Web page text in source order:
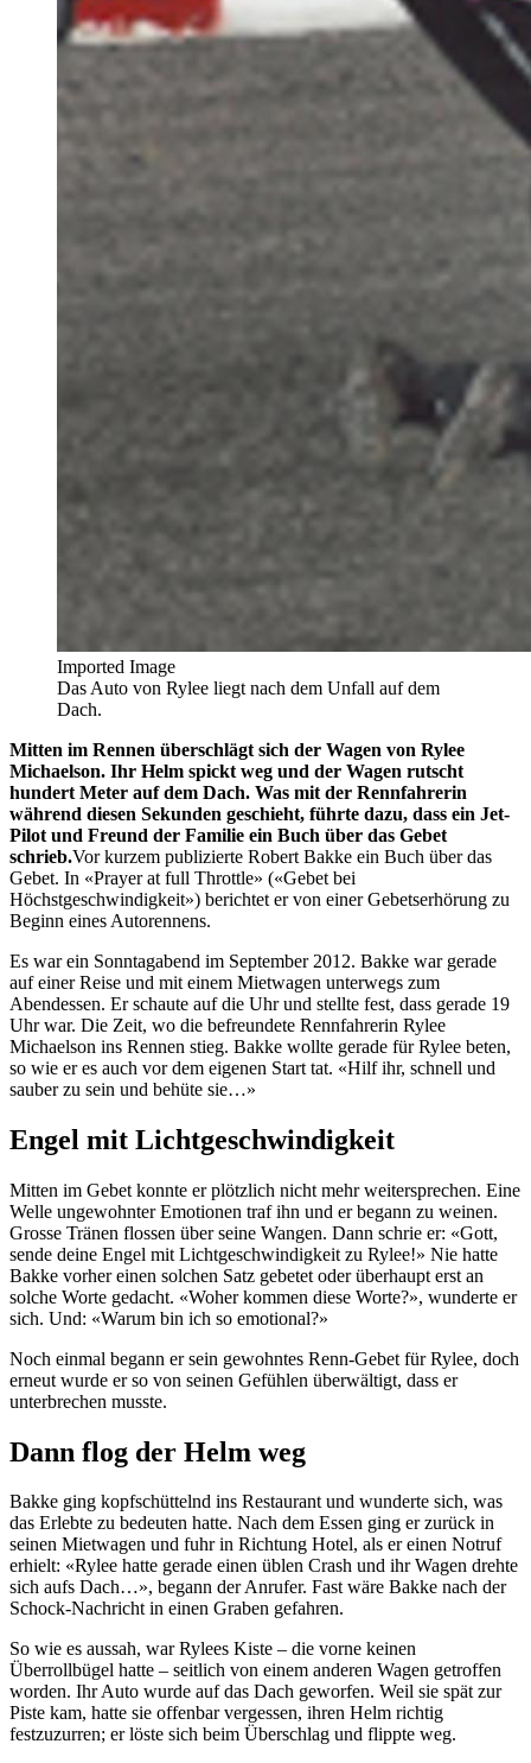
Imported Image
Das Auto von Rylee liegt nach dem Unfall auf dem
Dach.
Mitten im Rennen überschlägt sich der Wagen von Rylee
Michaelson. Ihr Helm spickt weg und der Wagen rutscht
hundert Meter auf dem Dach. Was mit der Rennfahrerin
während diesen Sekunden geschieht, führte dazu, dass ein Jet-
Pilot und Freund der Familie ein Buch über das Gebet
schrieb.Vor kurzem publizierte Robert Bakke ein Buch über das
Gebet. In «Prayer at full Throttle» («Gebet bei
Höchstgeschwindigkeit») berichtet er von einer Gebetserhörung zu
Beginn eines Autorennens.
Es war ein Sonntagabend im September 2012. Bakke war gerade
auf einer Reise und mit einem Mietwagen unterwegs zum
Abendessen. Er schaute auf die Uhr und stellte fest, dass gerade 19
Uhr war. Die Zeit, wo die befreundete Rennfahrerin Rylee
Michaelson ins Rennen stieg. Bakke wollte gerade für Rylee beten,
so wie er es auch vor dem eigenen Start tat. «Hilf ihr, schnell und
sauber zu sein und behüte sie…»
Engel mit Lichtgeschwindigkeit
Mitten im Gebet konnte er plötzlich nicht mehr weitersprechen. Eine
Welle ungewohnter Emotionen traf ihn und er begann zu weinen.
Grosse Tränen flossen über seine Wangen. Dann schrie er: «Gott,
sende deine Engel mit Lichtgeschwindigkeit zu Rylee!» Nie hatte
Bakke vorher einen solchen Satz gebetet oder überhaupt erst an
solche Worte gedacht. «Woher kommen diese Worte?», wunderte er
sich. Und: «Warum bin ich so emotional?»
Noch einmal begann er sein gewohntes Renn-Gebet für Rylee, doch
erneut wurde er so von seinen Gefühlen überwältigt, dass er
unterbrechen musste.
Dann flog der Helm weg
Bakke ging kopfschüttelnd ins Restaurant und wunderte sich, was
das Erlebte zu bedeuten hatte. Nach dem Essen ging er zurück in
seinen Mietwagen und fuhr in Richtung Hotel, als er einen Notruf
erhielt: «Rylee hatte gerade einen üblen Crash und ihr Wagen drehte
sich aufs Dach…», begann der Anrufer. Fast wäre Bakke nach der
Schock-Nachricht in einen Graben gefahren.
So wie es aussah, war Rylees Kiste – die vorne keinen
Überrollbügel hatte – seitlich von einem anderen Wagen getroffen
worden. Ihr Auto wurde auf das Dach geworfen. Weil sie spät zur
Piste kam, hatte sie offenbar vergessen, ihren Helm richtig
festzuzurren; er löste sich beim Überschlag und flippte weg.